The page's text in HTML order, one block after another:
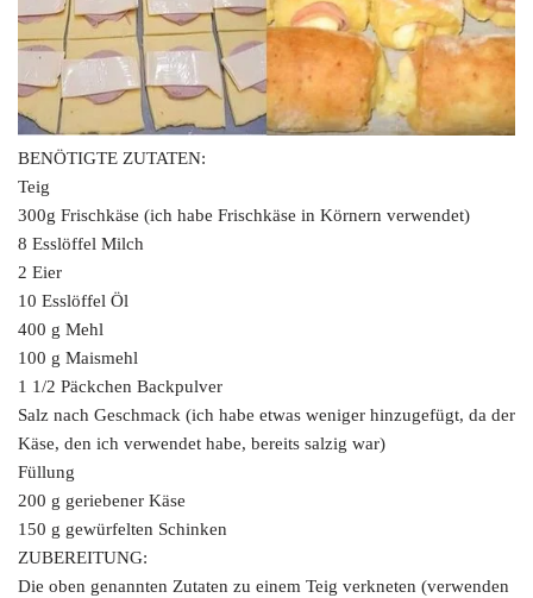
BENÖTIGTE ZUTATEN:
Teig
300g Frischkäse (ich habe Frischkäse in Körnern verwendet)
8 Esslöffel Milch
2 Eier
10 Esslöffel Öl
400 g Mehl
100 g Maismehl
1 1/2 Päckchen Backpulver
Salz nach Geschmack (ich habe etwas weniger hinzugefügt, da der
Käse, den ich verwendet habe, bereits salzig war)
Füllung
200 g geriebener Käse
150 g gewürfelten Schinken
ZUBEREITUNG:
Die oben genannten Zutaten zu einem Teig verkneten (verwenden